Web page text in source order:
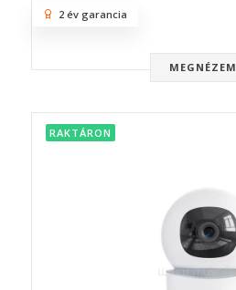
MEGNÉZEM
2 év garancia
RAKTÁRON